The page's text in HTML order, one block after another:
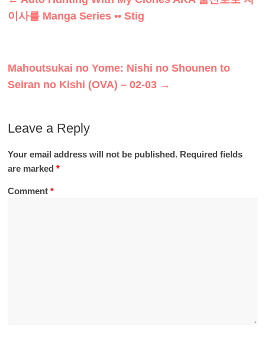
이사를 Manga Series •• Stig
Mahoutsukai no Yome: Nishi no Shounen to
Seiran no Kishi (OVA) – 02-03 →
Leave a Reply
Your email address will not be published. Required fields
are marked*
Comment*